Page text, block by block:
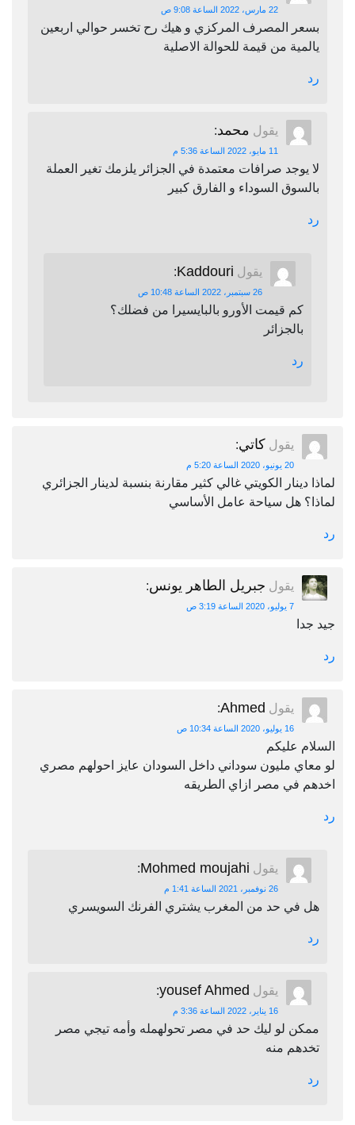
22 مارس، 2022 الساعة 9:08 ص
بسعر المصرف المركزي و هيك رح تخسر حوالي اربعين
يالمية من قيمة للحوالة الاصلية
رد
يقول محمد:
11 مايو، 2022 الساعة 5:36 م
لا يوجد صرافات معتمدة في الجزائر يلزمك تغير العملة
بالسوق السوداء و الفارق كبير
رد
يقول Kaddouri
:
26 سبتمبر، 2022 الساعة 10:48 ص
كم قيمت الأورو بالبايسيرا من فضلك؟
بالجزائر
رد
يقول كاتي:
20 يونيو، 2020 الساعة 5:20 م
لماذا دينار الكويتي غالي كثير مقارنة بنسبة لدينار الجزائري
لماذا؟ هل سياحة عامل الأساسي
رد
يقول جبريل الطاهر يونس:
7 يوليو، 2020 الساعة 3:19 ص
جيد جدا
رد
يقول Ahmed
:
16 يوليو، 2020 الساعة 10:34 ص
السلام عليكم
لو معاي مليون سوداني داخل السودان عايز احولهم مصري
اخدهم في مصر ازاي الطريقه
رد
يقول Mohmed moujahi
:
26 نوفمبر، 2021 الساعة 1:41 م
هل في حد من المغرب يشتري الفرنك السويسري
رد
يقول yousef Ahmed
:
16 يناير، 2022 الساعة 3:36 م
ممكن لو ليك حد في مصر تحولهمله وأمه تيجي مصر
تخدهم منه
رد